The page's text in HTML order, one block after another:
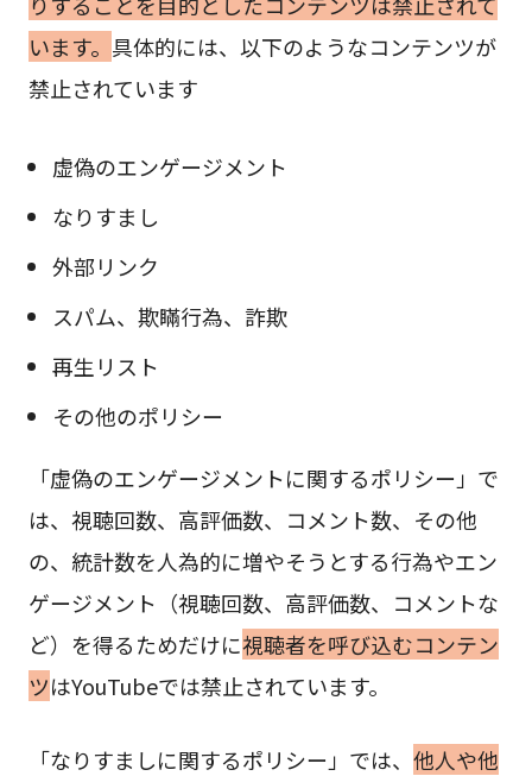
います。 具体的には、以下のようなコンテンツが
禁止されています
虚偽のエンゲージメント
なりすまし
外部リンク
スパム、欺瞞行為、詐欺
再生リスト
その他のポリシー
「虚偽のエンゲージメントに関するポリシー」で
は、視聴回数、高評価数、コメント数、その他
の、統計数を人為的に増やそうとする行為やエン
ゲージメント（視聴回数、高評価数、コメントな
ど）を得るためだけに視聴者を呼び込むコンテン
ツはYouTubeでは禁止されています。
「なりすましに関するポリシー」では、 他人や他